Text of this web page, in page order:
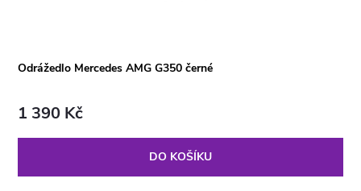
Odrážedlo Mercedes AMG G350 černé
1 390 Kč
DO KOŠÍKU